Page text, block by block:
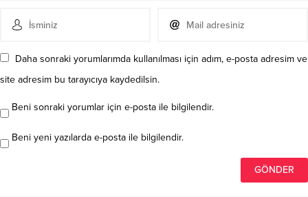
Daha sonraki yorumlarımda kullanılması için adım, e-posta adresim ve
site adresim bu tarayıcıya kaydedilsin.
Beni sonraki yorumlar için e-posta ile bilgilendir.
Beni yeni yazılarda e-posta ile bilgilendir.